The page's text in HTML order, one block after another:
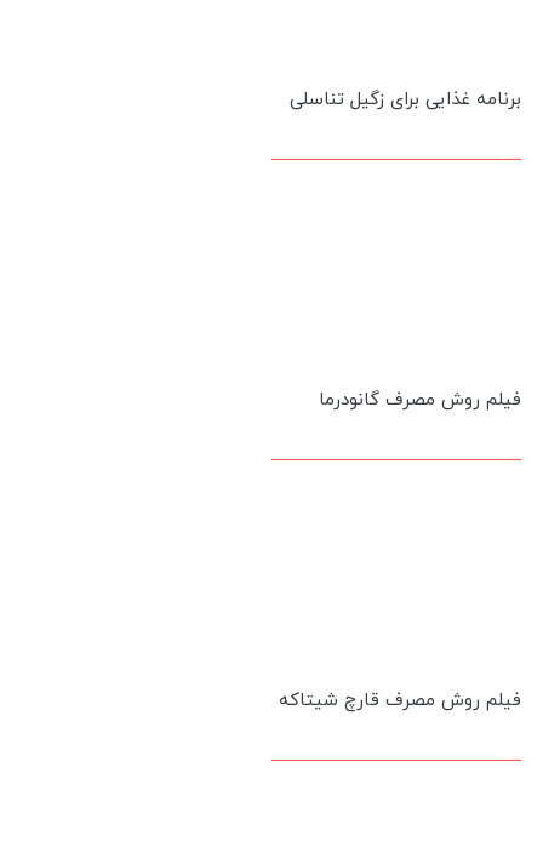
برنامه غذایی برای زگیل تناسلی
فیلم روش مصرف گانودرما
فیلم روش مصرف قارچ شیتاکه